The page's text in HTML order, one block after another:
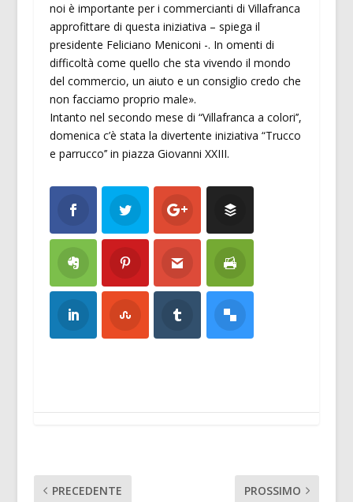
noi è importante per i commercianti di Villafranca
approfittare di questa iniziativa – spiega il
presidente Feliciano Meniconi -. In omenti di
difficoltà come quello che sta vivendo il mondo
del commercio, un aiuto e un consiglio credo che
non facciamo proprio male».
Intanto nel secondo mese di “Villafranca a colori’’,
domenica c’è stata la divertente iniziativa “Trucco
e parrucco’’ in piazza Giovanni XXIII.
PRECEDENTE PROSSIMO